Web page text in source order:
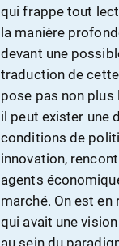
qui frappe tout
la manière
devant une
traduction de
pose pas non
il peut exister une
conditions de
innovation,
agents
marché. On est
qui avait une